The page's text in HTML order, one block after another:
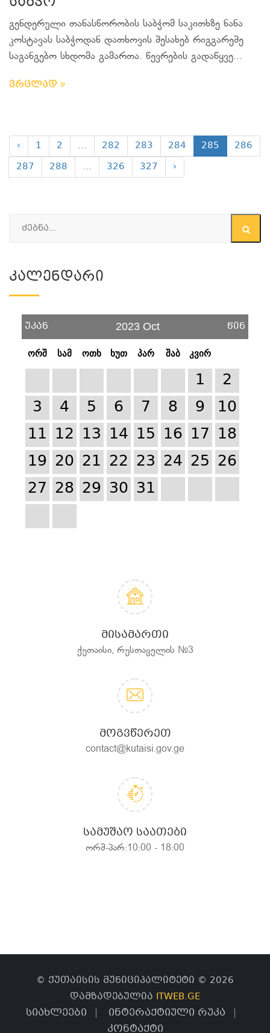
გენდერული თანასწორობის საბჭომ საკითხზე ნანა
კოსტავას საბჭოდან დათხოვის შესახებ რიგგარეშე
საგანგებო სხდომა გამართა. წევრების გადაწყვე...
ვრცლად
‹ 1 2 ... 282 283 284 285
286
287
288 ... 326 327 ›
Კალენდარი
უკან 2023 Oct წინ
ორშ სამ ოთხ ხუთ პარ შაბ კვირ
1
2
3
4 5 6 7 8 9
10
11 12 13 14 15 16 17 18
19 20 21 22 23 24 25 26
27 28 29 30 31
ᲛᲘᲡᲐᲛᲐᲠᲗᲘ
ქუთაისი, რუსთაველის №3
ᲛᲝᲒᲕᲬᲔᲠᲔᲗ
contact@kutaisi.gov.ge
ᲡᲐᲛᲣᲨᲐᲝ ᲡᲐᲐᲗᲔᲑᲘ
ორშ-პარ:10:00 - 18:00
© ქუთაისის მუნიციპალიტეტი © 2026
დამზადებულია ITWEB.GE
სიახლეები
ინტერაქტიული რუკა
კონტაქტი